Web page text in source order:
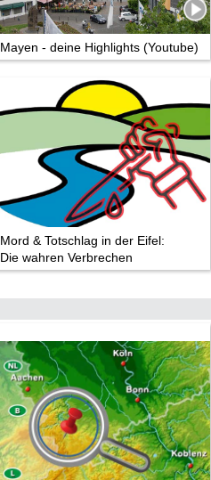
Mayen - deine Highlights (Youtube)
Mord & Totschlag in der Eifel:
Die wahren Verbrechen